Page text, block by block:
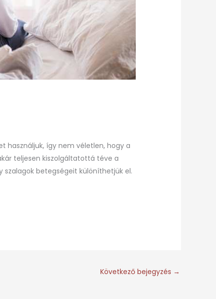
használjuk, így nem véletlen, hogy a
teljesen kiszolgáltatottá téve a
szalagok betegségeit különíthetjük el.
Következő bejegyzés →